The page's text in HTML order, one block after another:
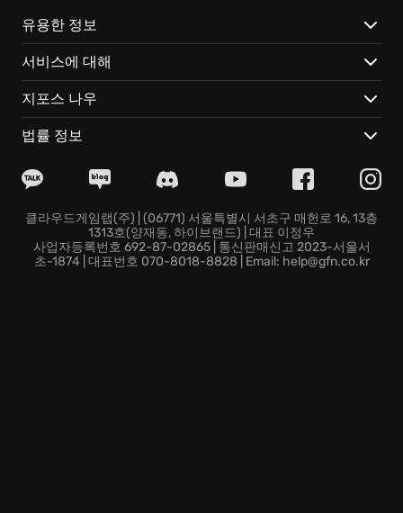
궁극의 무기 제작:레이저, 유탄 발사기, 전기톱 등 수백 가
지 부품을 조합해 ‘4연장 전기톱 런처’ 같은 무기를 만들
고, 최적의화력 집중
압도적인 보스 전투:
자', '파괴자'의 패턴을 파악하고 약점을 공략하며, 극한의
예측불허의 재미:
자동 생성 맵, 무작위 몬스터, 숨겨진 방
즐기세요.
더 이상 망설이지 마십시오. 지금 바로
MOTHERGUNSHIP에 탑승하여 당신의 용기를 증명하고
유용한 정보
서비스에 대해
지포스 나우
법률 정보
클라우드게임랩(주) | (06771) 서울특별시 서초구 매헌로 16, 13층
1313호(양재동, 하이브랜드) | 대표 이정우
사업자등록번호 692-87-02865 | 통신판매신고 2023-서울서
초-1874 | 대표번호 070-8018-8828 | Email: help@gfn.co.kr